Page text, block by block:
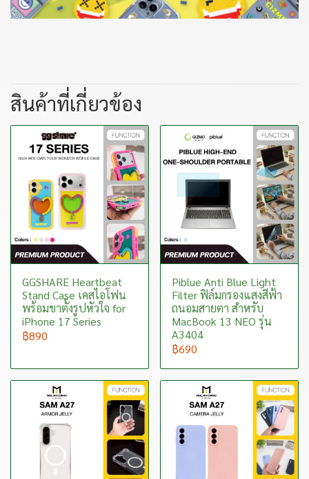
สินค้าที่เกี่ยวข้อง
GGSHARE Heartbeat
Stand Case เคสไอโฟน
พร้อมขาตั้งรูปหัวใจ for
iPhone 17 Series
฿890
Piblue Anti Blue Light
Filter ฟิล์มกรองแสงสีฟ้า
ถนอมสายตา สำหรับ
MacBook 13 NEO รุ่น
A3404
฿690